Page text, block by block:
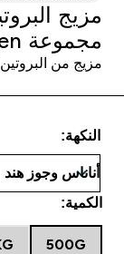
مزيج
مجموعة Active Women
مزيج من البروتين
النكهة:
الكمية:
500G